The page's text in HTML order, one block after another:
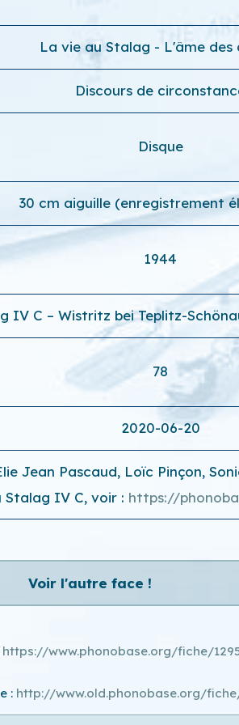
La vie au Stalag - L'âme des
Discours de
Disque
30 cm aiguille (enregistrement
1944
IV C – Wistritz bei Teplitz-
78
2020-06-20
Jean Pascaud, Loïc Pinçon,
Stalag IV C, voir : https://
Voir l'autre face !
https://www.phonobase.org/fiche/
: http://www.old.phonobase.org/